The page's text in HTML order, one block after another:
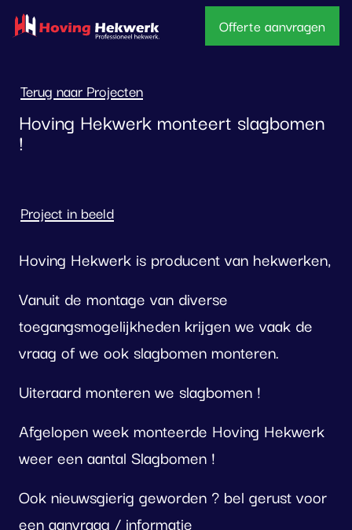
overslaan
Offerte aanvragen
Terug naar Projecten
Hoving Hekwerk monteert slagbomen
!
Project in beeld
Hoving Hekwerk is producent van hekwerken,
Vanuit de montage van diverse
toegangsmogelijkheden krijgen we vaak de
vraag of we ook slagbomen monteren.
Uiteraard monteren we slagbomen !
Afgelopen week monteerde Hoving Hekwerk
weer een aantal Slagbomen !
Ook nieuwsgierig geworden ? bel gerust voor
een aanvraag / informatie